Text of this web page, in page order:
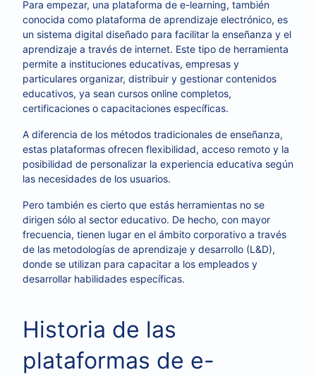
Para empezar, una plataforma de e-learning, también
conocida como plataforma de aprendizaje electrónico, es
un sistema digital diseñado para facilitar la enseñanza y el
aprendizaje a través de internet. Este tipo de herramienta
permite a instituciones educativas, empresas y
particulares organizar, distribuir y gestionar contenidos
educativos, ya sean cursos online completos,
certificaciones o capacitaciones específicas.
A diferencia de los métodos tradicionales de enseñanza,
estas plataformas ofrecen flexibilidad, acceso remoto y la
posibilidad de personalizar la experiencia educativa según
las necesidades de los usuarios.
Pero también es cierto que estás herramientas no se
dirigen sólo al sector educativo. De hecho, con mayor
frecuencia, tienen lugar en el ámbito corporativo a través
de las metodologías de aprendizaje y desarrollo (L&D),
donde se utilizan para capacitar a los empleados y
desarrollar habilidades específicas.
Historia de las
plataformas de e-